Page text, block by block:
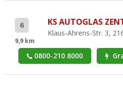
6
9,9 km
KS AUTOGLAS
Klaus-Ahrens-Str. 3,
0800-210 8000